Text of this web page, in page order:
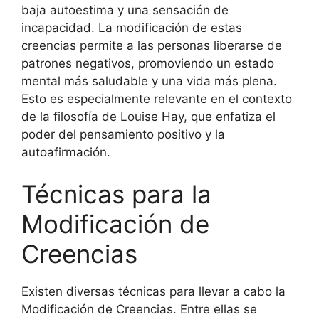
baja autoestima y una sensación de
incapacidad. La modificación de estas
creencias permite a las personas liberarse de
patrones negativos, promoviendo un estado
mental más saludable y una vida más plena.
Esto es especialmente relevante en el contexto
de la filosofía de Louise Hay, que enfatiza el
poder del pensamiento positivo y la
autoafirmación.
Técnicas para la
Modificación de
Creencias
Existen diversas técnicas para llevar a cabo la
Modificación de Creencias. Entre ellas se